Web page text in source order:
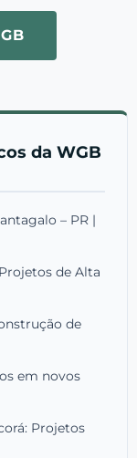
da WGB
– PR |
de Alta
de
em novos
Projetos